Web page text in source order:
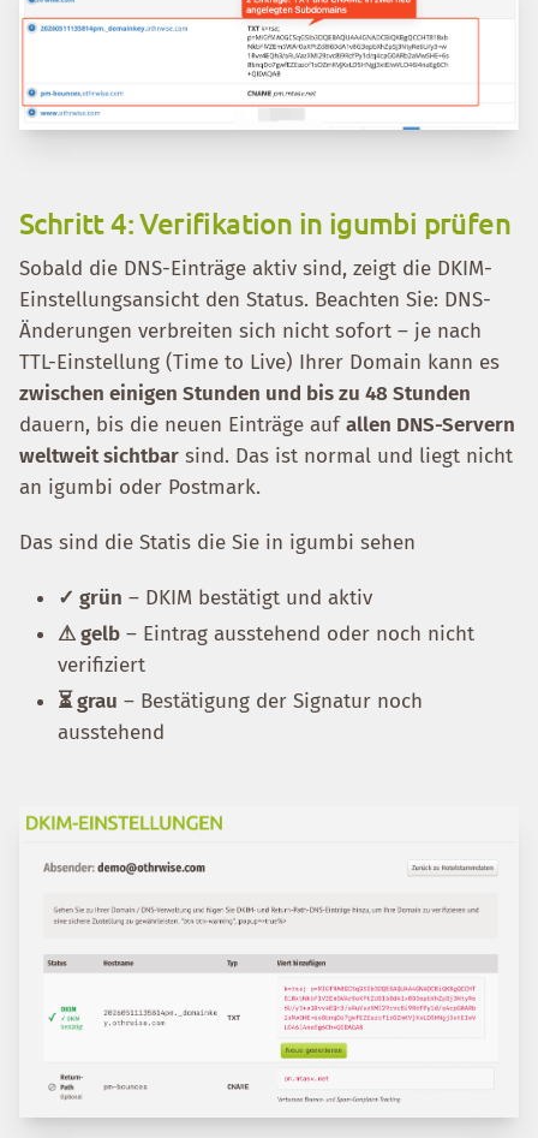
Schritt 4: Verifikation in igumbi prüfen
Sobald die DNS-Einträge aktiv sind, zeigt die DKIM-
Einstellungsansicht den Status. Beachten Sie: DNS-
Änderungen verbreiten sich nicht sofort – je nach
TTL-Einstellung (Time to Live) Ihrer Domain kann es
zwischen einigen Stunden und bis zu 48 Stunden
dauern, bis die neuen Einträge aufallen DNS-Servern
weltweit sichtbar sind. Das ist normal und liegt nicht
an igumbi oder Postmark.
Das sind die Statis die Sie in igumbi sehen
✓ grün – DKIM bestätigt und aktiv
⚠ gelb – Eintrag ausstehend oder noch nicht
verifiziert
⏳ grau – Bestätigung der Signatur noch
ausstehend